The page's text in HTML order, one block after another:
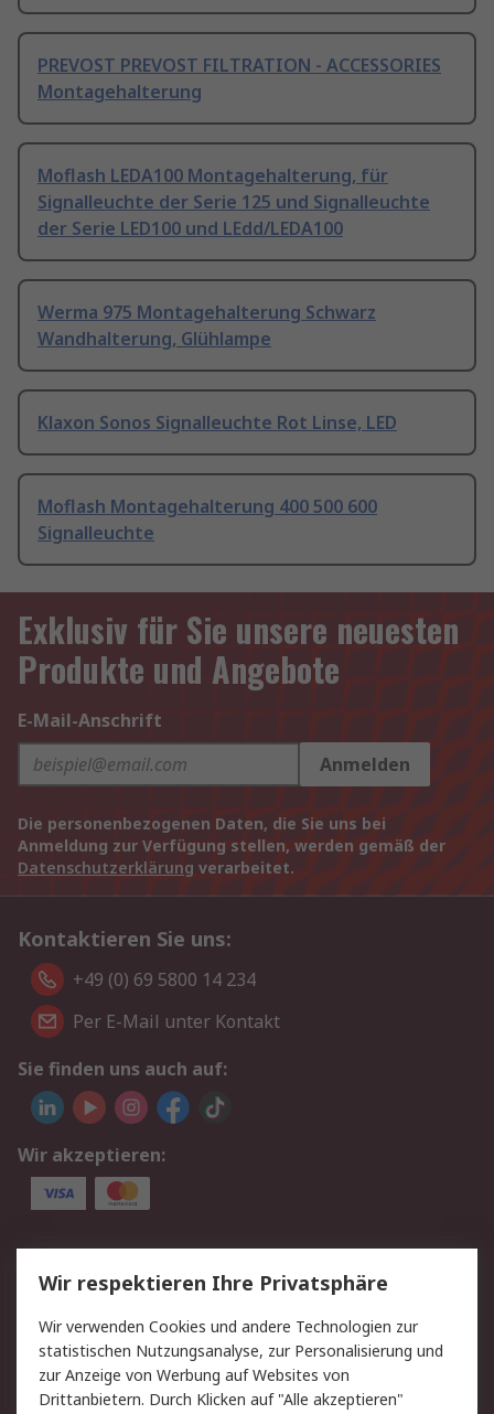
PREVOST PREVOST FILTRATION - ACCESSORIES
Montagehalterung
Moflash LEDA100 Montagehalterung, für
Signalleuchte der Serie 125 und Signalleuchte
der Serie LED100 und LEdd/LEDA100
Werma 975 Montagehalterung Schwarz
Wandhalterung, Glühlampe
Klaxon Sonos Signalleuchte Rot Linse, LED
Moflash Montagehalterung 400 500 600
Signalleuchte
Exklusiv für Sie unsere neuesten
Produkte und Angebote
E-Mail-Anschrift
Anmelden
Die personenbezogenen Daten, die Sie uns bei
Anmeldung zur Verfügung stellen, werden gemäß der
Datenschutzerklärung verarbeitet.
Kontaktieren Sie uns:
+49 (0) 69 5800 14 234
Per E-Mail unter Kontakt
Sie finden uns auch auf:
Wir akzeptieren:
Service
Value Added Services
Lieferlösungen
Rücksendungen
Kontakt
Hilfe
Privatkunden
Wir respektieren Ihre Privatsphäre
Wir verwenden Cookies und andere Technologien zur
statistischen Nutzungsanalyse, zur Personalisierung und
zur Anzeige von Werbung auf Websites von
Drittanbietern. Durch Klicken auf "Alle akzeptieren"